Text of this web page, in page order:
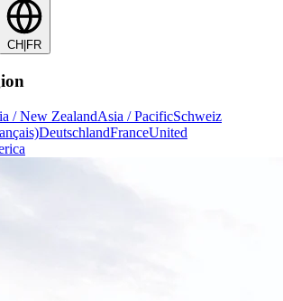
CH|FR
/ New ZealandAsia / PacificSchweiz
DeutschlandFranceUnited